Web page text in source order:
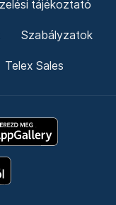
tájékoztató
Szabályzatok
Telex Sales